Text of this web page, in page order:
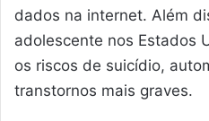
dados na internet. Além
adolescente nos Estados
os riscos de suicídio,
transtornos mais graves.